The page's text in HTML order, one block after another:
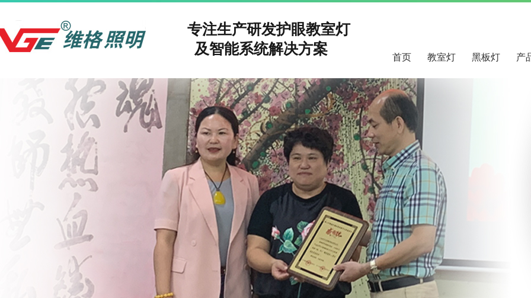
专注生产研发护眼教室灯
及智能系统解决方案
首页 教室灯 黑板灯 产